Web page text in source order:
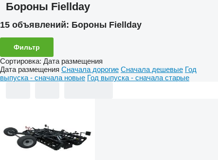
Бороны Fiellday
15 объявлений: Бороны Fiellday
Фильтр
Сортировка: Дата размещения
Дата размещения Сначала дорогие Сначала дешевые Год
выпуска - сначала новые Год выпуска - сначала старые